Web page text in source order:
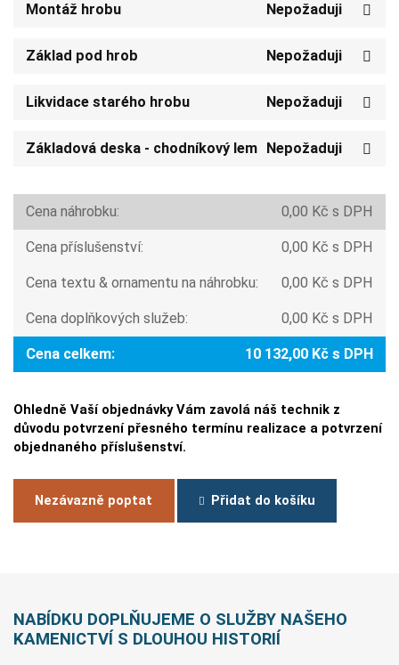
Montáž hrobu Nepožaduji
Základ pod hrob Nepožaduji
Likvidace starého hrobu Nepožaduji
Základová deska - chodníkový lem Nepožaduji
Cena náhrobku: 0,00 Kč s DPH
Cena příslušenství: 0,00 Kč s DPH
Cena textu & ornamentu na náhrobku: 0,00 Kč s DPH
Cena doplňkových služeb: 0,00 Kč s DPH
Cena celkem: 10 132,00 Kč s DPH
Ohledně Vaší objednávky Vám zavolá náš technik z
důvodu potvrzení přesného termínu realizace a potvrzení
objednaného příslušenství.
Nezávazně poptat Přidat do košíku
NABÍDKU DOPLŇUJEME O SLUŽBY NAŠEHO
KAMENICTVÍ S DLOUHOU HISTORIÍ